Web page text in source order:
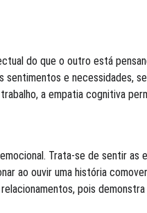
do que o outro está
e necessidades,
a empatia cognitiva
Trata-se de sentir as
ao ouvir uma história
pois